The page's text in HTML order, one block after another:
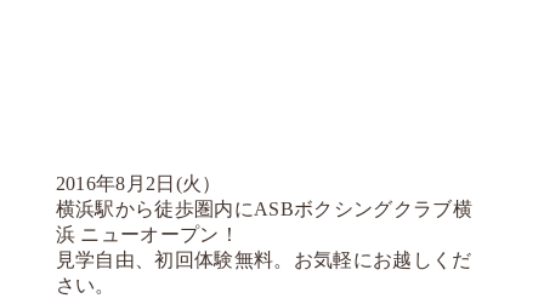
2016年8月2日(火）
横浜駅から徒歩圏内にASBボクシングクラブ横
浜 ニューオープン！
見学自由、初回体験無料。お気軽にお越しくだ
さい。